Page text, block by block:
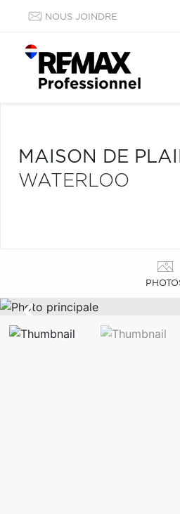
NOUS JOINDRE
MAISON DE
WATERLOO